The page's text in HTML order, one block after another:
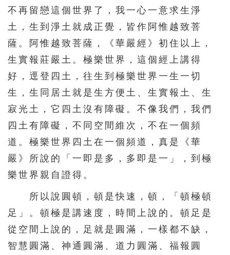
不再留戀這個世界了，我一心一意求生淨
土，生到淨土就成正覺，皆作阿惟越致菩
薩。阿惟越致菩薩，《華嚴經》初住以上，
生實報莊嚴土。極樂世界，這個經上講得
好，逕登四土，往生到極樂世界一生一切
生，生同居土就是生方便土、生實報土、生
寂光土，它四土沒有障礙。不像我們，我們
四土有障礙，不同空間維次，不在一個頻
道。極樂世界四土在一個頻道，真是《華
嚴》所說的「一即是多，多即是一」，到極
樂世界親自證得。
所以說圓頓，頓是快速，頓，「頓極頓
足」。頓極是講速度，時間上說的。頓足是
從空間上說的，足就是圓滿，一樣都不缺，
智慧圓滿、神通圓滿、道力圓滿、福報圓